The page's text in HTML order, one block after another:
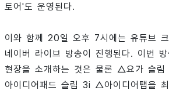
토어'도 운영된다.
이와 함께 20일 오후 7시에는 유튜브 크
네이버 라이브 방송이 진행된다. 이번
현장을 소개하는 것은 물론 △요가 슬
아이디어패드 슬림 3i △아이디어탭을